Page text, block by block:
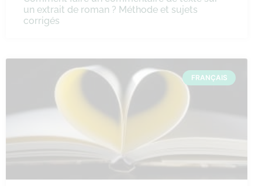
un extrait de roman ? Méthode et sujets
corrigés
FRANÇAIS